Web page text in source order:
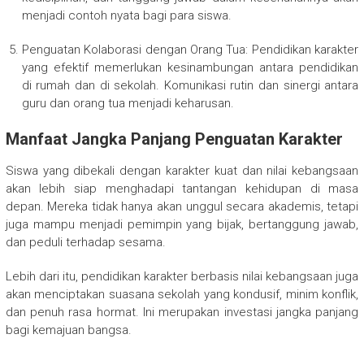
menjadi contoh nyata bagi para siswa.
Penguatan Kolaborasi dengan Orang Tua: Pendidikan karakter
yang efektif memerlukan kesinambungan antara pendidikan
di rumah dan di sekolah. Komunikasi rutin dan sinergi antara
guru dan orang tua menjadi keharusan.
Manfaat Jangka Panjang Penguatan Karakter
Siswa yang dibekali dengan karakter kuat dan nilai kebangsaan
akan lebih siap menghadapi tantangan kehidupan di masa
depan. Mereka tidak hanya akan unggul secara akademis, tetapi
juga mampu menjadi pemimpin yang bijak, bertanggung jawab,
dan peduli terhadap sesama.
Lebih dari itu, pendidikan karakter berbasis nilai kebangsaan juga
akan menciptakan suasana sekolah yang kondusif, minim konflik,
dan penuh rasa hormat. Ini merupakan investasi jangka panjang
bagi kemajuan bangsa.